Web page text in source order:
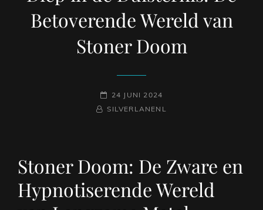
Betoverende Wereld van
Stoner Doom
GEPLAATST
OP
24 JUNI 2024
NAAMREGEL
BYLINE
SILVERLANENL
Stoner Doom: De Zware en
Hypnotiserende Wereld